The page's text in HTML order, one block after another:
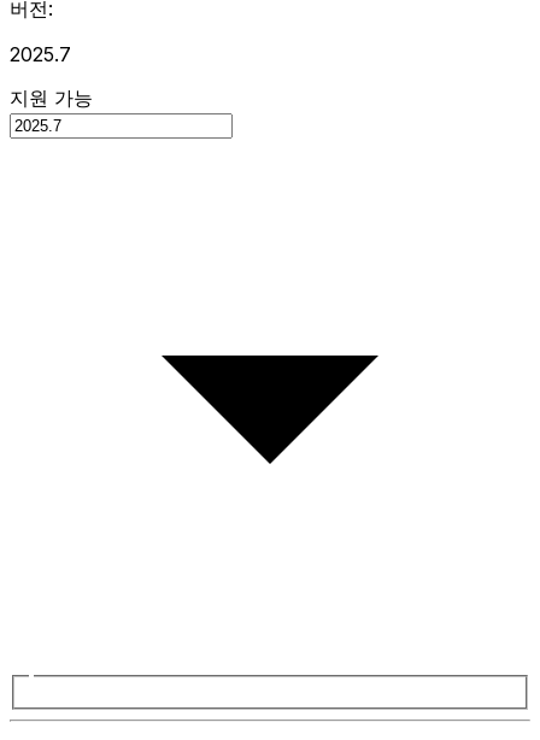
버전:
2025.7
지원 가능